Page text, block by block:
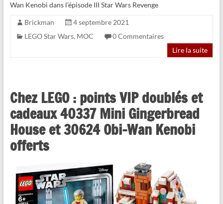
Wan Kenobi dans l’épisode III Star Wars Revenge
Brickman
4 septembre 2021
LEGO Star Wars, MOC
0 Commentaires
Lire la suite
Chez LEGO : points VIP doublés et
cadeaux 40337 Mini Gingerbread
House et 30624 Obi-Wan Kenobi
offerts